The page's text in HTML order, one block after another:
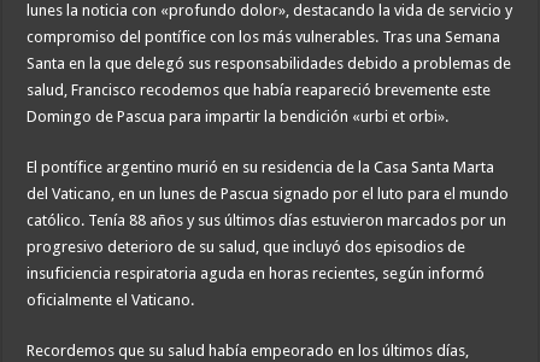
lunes la noticia con «profundo dolor», destacando la vida de servicio y
compromiso del pontífice con los más vulnerables. Tras una Semana
Santa en la que delegó sus responsabilidades debido a problemas de
salud, Francisco recodemos que había reapareció brevemente este
Domingo de Pascua para impartir la bendición «urbi et orbi».
El pontífice argentino murió en su residencia de la Casa Santa Marta
del Vaticano, en un lunes de Pascua signado por el luto para el mundo
católico. Tenía 88 años y sus últimos días estuvieron marcados por un
progresivo deterioro de su salud, que incluyó dos episodios de
insuficiencia respiratoria aguda en horas recientes, según informó
oficialmente el Vaticano.
Recordemos que su salud había empeorado en los últimos días,